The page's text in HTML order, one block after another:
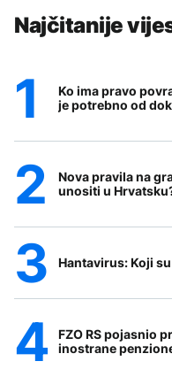
Najčitanije
Ko ima pravo
je potrebno od
Nova pravila na
unositi u
Hantavirus: Koji
FZO RS pojasnio
inostrane